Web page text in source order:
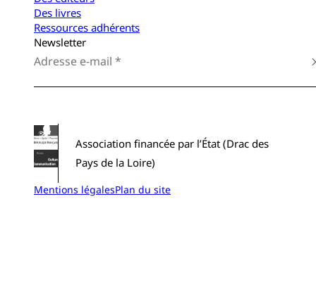
Des livres
Ressources adhérents
Newsletter
Association financée par l’État (Drac des
Pays de la Loire)
Mentions légalesPlan du site